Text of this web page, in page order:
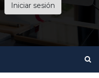
Iniciar sesión